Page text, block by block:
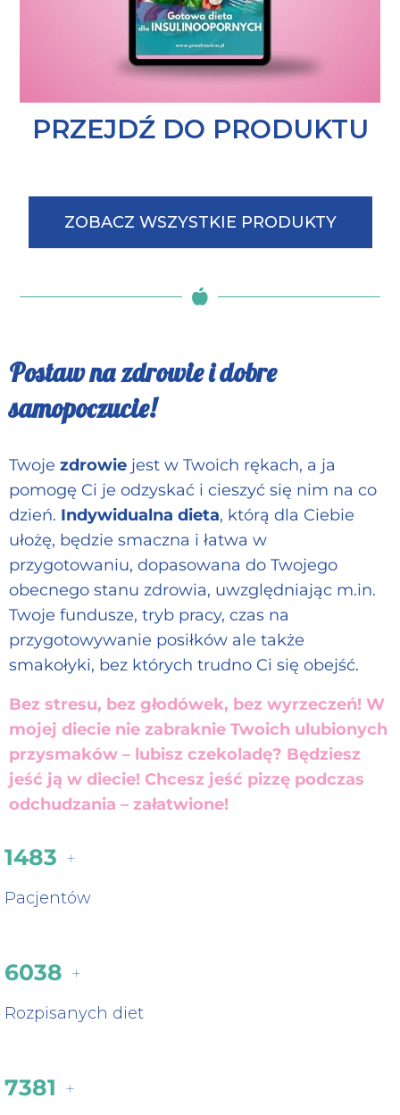
PRZEJDŹ DO PRODUKTU
ZOBACZ WSZYSTKIE PRODUKTY
Postaw na zdrowie i dobre
samopoczucie!
Twoje zdrowie jest w Twoich rękach, a ja
pomogę Ci je odzyskać i cieszyć się nim na co
dzień. Indywidualna dieta, którą dla Ciebie
ułożę, będzie smaczna i łatwa w
przygotowaniu, dopasowana do Twojego
obecnego stanu zdrowia, uwzględniając m.in.
Twoje fundusze, tryb pracy, czas na
przygotowywanie posiłków ale także
smakołyki, bez których trudno Ci się obejść.
Bez stresu, bez głodówek, bez wyrzeczeń! W
mojej diecie nie zabraknie Twoich ulubionych
przysmaków – lubisz czekoladę? Będziesz
jeść ją w diecie! Chcesz jeść pizzę podczas
odchudzania – załatwione!
1483 +
Pacjentów
6038 +
Rozpisanych diet
7381 +